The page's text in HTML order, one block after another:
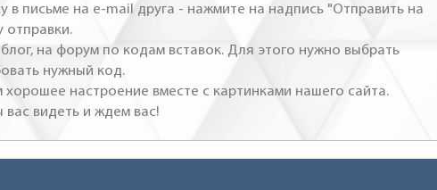
в письме на e-mail друга - нажмите на надпись "Отправить на
отправки.
на форум по кодам вставок. Для этого нужно выбрать
нужный код.
настроение вместе с картинками нашего сайта.
видеть и ждем вас!